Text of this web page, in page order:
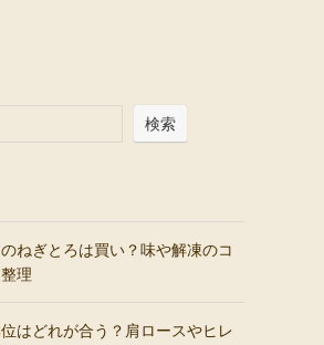
検索
ねぎとろは買い？味や解凍のコ
理
はどれが合う？肩ロースやヒレ